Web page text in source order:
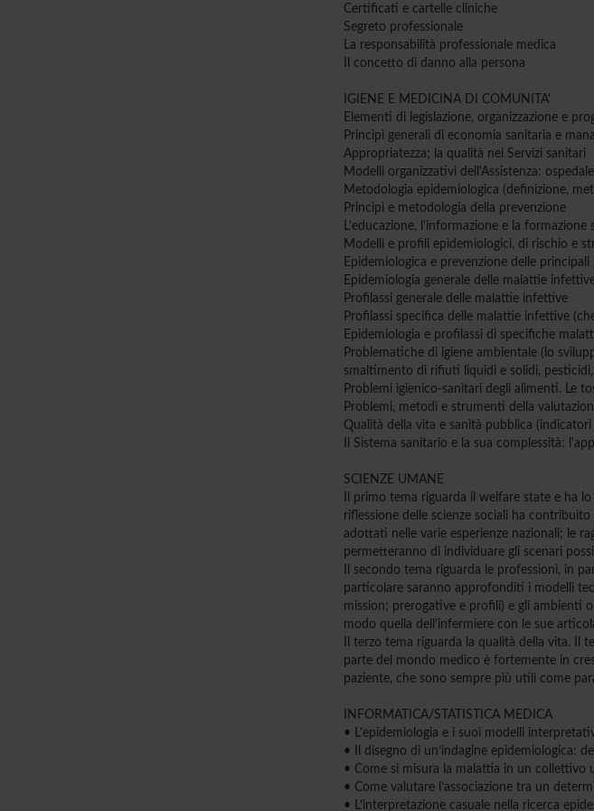
Certificati e cartelle cliniche
Segreto professionale
La responsabilità professionale medica
Il concetto di danno alla persona
IGIENE E MEDICINA DI COMUNITA'
Elementi di legislazione, organizzazione e
Principi generali di economia sanitaria e
Appropriatezza; la qualità nei Servizi sanitari
Modelli organizzativi dell'Assistenza:
Metodologia epidemiologica (definizione,
Principi e metodologia della prevenzione
L'educazione, l'informazione e la formazione
Modelli e profili epidemiologici, di rischio e
Epidemiologica e prevenzione delle
Epidemiologia generale delle malattie
Profilassi generale delle malattie infettive
Profilassi specifica delle malattie infettive
Epidemiologia e profilassi di specifiche
Problematiche di igiene ambientale (lo
smaltimento di rifiuti liquidi e solidi,
Problemi igienico-sanitari degli alimenti. Le
Problemi, metodi e strumenti della
Qualità della vita e sanità pubblica
Il Sistema sanitario e la sua complessità:
SCIENZE UMANE
Il primo tema riguarda il welfare state e ha
riflessione delle scienze sociali ha
adottati nelle varie esperienze nazionali; le
permetteranno di individuare gli scenari
Il secondo tema riguarda le professioni, in
particolare saranno approfonditi i modelli
mission; prerogative e profili) e gli ambienti
modo quella dell’infermiere con le sue
Il terzo tema riguarda la qualità della vita. Il
parte del mondo medico è fortemente in
paziente, che sono sempre più utili come
INFORMATICA/STATISTICA MEDICA
• L’epidemiologia e i suoi modelli
• Il disegno di un’indagine epidemiologica:
• Come si misura la malattia in un collettivo
• Come valutare l’associazione tra un
• L’interpretazione casuale nella ricerca